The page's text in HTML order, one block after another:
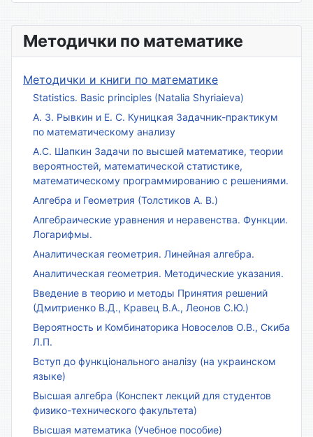
Методички по математике
Методички и книги по математике
Statistics. Basic principles (Natalia Shyriaieva)
А. З. Рывкин и Е. С. Куницкая Задачник-практикум
по математическому анализу
А.С. Шапкин Задачи по высшей математике, теории
вероятностей, математической статистике,
математическому программированию с решениями.
Алгебра и Геометрия (Толстиков А. В.)
Алгебраические уравнения и неравенства. Функции.
Логарифмы.
Аналитическая геометрия. Линейная алгебра.
Аналитическая геометрия. Методические указания.
Введение в теорию и методы Принятия решений
(Дмитриенко В.Д., Кравец В.А., Леонов С.Ю.)
Вероятность и Комбинаторика Новоселов О.В., Скиба
Л.П.
Вступ до функціонального аналізу (на украинском
языке)
Высшая алгебра (Конспект лекций для студентов
физико-технического факультета)
Высшая математика (Учебное пособие)